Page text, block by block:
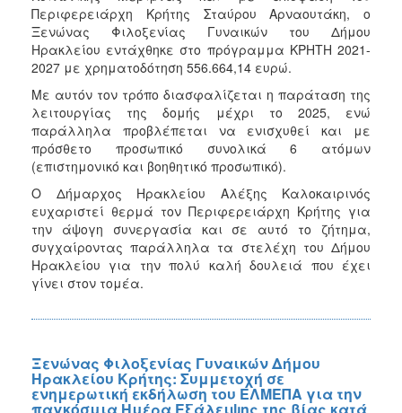
Κ.Δ.Α.Π.Α.μεΑ.
Αδειοδότηση
&
Έλεγχος
Βρεφονηπιακών
Σταθμών
Δημοτικό
Ιατρείο
Ξενώνας
Φιλοξενίας
Γυναικών
Δράσεις
Κέντρο
Κοινωνικό
Παντοπωλείο
Περιφερειάρχη Κρήτης Σταύρου Αρναουτάκη, ο
Ξενώνας Φιλοξενίας Γυναικών του Δήμου
Ηρακλείου εντάχθηκε στο πρόγραμμα ΚΡΗΤΗ 2021-
2027 με χρηματοδότηση 556.664,14 ευρώ.
Με αυτόν τον τρόπο διασφαλίζεται η παράταση της
λειτουργίας της δομής μέχρι το 2025, ενώ
παράλληλα προβλέπεται να ενισχυθεί και με
πρόσθετο προσωπικό συνολικά 6 ατόμων
(επιστημονικό και βοηθητικό προσωπικό).
Ο Δήμαρχος Ηρακλείου Αλέξης Καλοκαιρινός
ευχαριστεί θερμά τον Περιφερειάρχη Κρήτης για
την άψογη συνεργασία και σε αυτό το ζήτημα,
συγχαίροντας παράλληλα τα στελέχη του Δήμου
Ηρακλείου για την πολύ καλή δουλειά που έχει
γίνει στον τομέα.
Ξενώνας Φιλοξενίας Γυναικών Δήμου
Ηρακλείου Κρήτης: Συμμετοχή σε
ενημερωτική εκδήλωση του ΕΛΜΕΠΑ για την
παγκόσμια Ημέρα Εξάλειψης της βίας κατά